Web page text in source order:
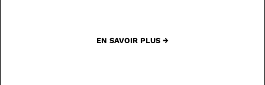
EN SAVOIR PLUS →